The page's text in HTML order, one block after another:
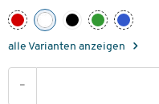
alle Varianten anzeigen
-